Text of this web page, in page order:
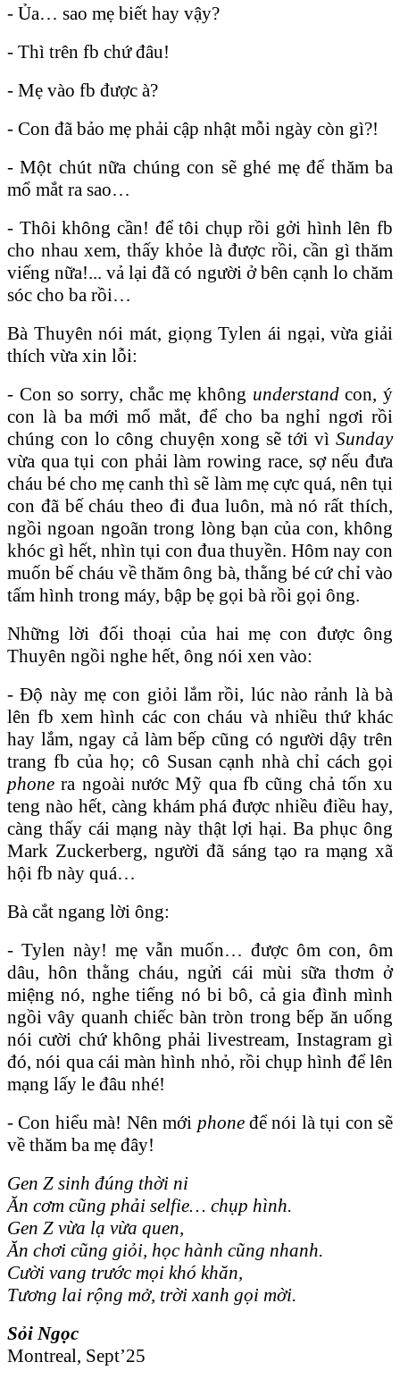
- Ủa… sao mẹ biết hay vậy?
- Thì trên fb chứ đâu!
- Mẹ vào fb được à?
- Con đã bảo mẹ phải cập nhật mỗi ngày còn gì?!
- Một chút nữa chúng con sẽ ghé mẹ để thăm ba
mổ mắt ra sao…
- Thôi không cần! để tôi chụp rồi gởi hình lên fb
cho nhau xem, thấy khỏe là được rồi, cần gì thăm
viếng nữa!... vả lại đã có người ở bên cạnh lo chăm
sóc cho ba rồi…
Bà Thuyên nói mát, giọng Tylen ái ngại, vừa giải
thích vừa xin lỗi:
- Con so sorry, chắc mẹ không understandcon, ý
con là ba mới mổ mắt, để cho ba nghỉ ngơi rồi
chúng con lo công chuyện xong sẽ tới vì Sunday
vừa qua tụi con phải làm rowing race, sợ nếu đưa
cháu bé cho mẹ canh thì sẽ làm mẹ cực quá, nên tụi
con đã bế cháu theo đi đua luôn, mà nó rất thích,
ngồi ngoan ngoãn trong lòng bạn của con, không
khóc gì hết, nhìn tụi con đua thuyền. Hôm nay con
muốn bế cháu về thăm ông bà, thằng bé cứ chỉ vào
tấm hình trong máy, bập bẹ gọi bà rồi gọi ông.
Những lời đối thoại của hai mẹ con được ông
Thuyên ngồi nghe hết, ông nói xen vào:
- Độ này mẹ con giỏi lắm rồi, lúc nào rảnh là bà
lên fb xem hình các con cháu và nhiều thứ khác
hay lắm, ngay cả làm bếp cũng có người dậy trên
trang fb của họ; cô Susan cạnh nhà chỉ cách gọi
phone ra ngoài nước Mỹ qua fb cũng chả tốn xu
teng nào hết, càng khám phá được nhiều điều hay,
càng thấy cái mạng này thật lợi hại. Ba phục ông
Mark Zuckerberg, người đã sáng tạo ra mạng xã
hội fb này quá…
Bà cắt ngang lời ông:
- Tylen này! mẹ vẫn muốn… được ôm con, ôm
dâu, hôn thằng cháu, ngửi cái mùi sữa thơm ở
miệng nó, nghe tiếng nó bi bô, cả gia đình mình
ngồi vây quanh chiếc bàn tròn trong bếp ăn uống
nói cười chứ không phải livestream, Instagram gì
đó, nói qua cái màn hình nhỏ, rồi chụp hình để lên
mạng lấy le đâu nhé!
- Con hiểu mà! Nên mới phoneđể nói là tụi con sẽ
về thăm ba mẹ đây!
Gen Z sinh đúng thời ni
Ăn cơm cũng phải selfie… chụp hình.
Gen Z vừa lạ vừa quen,
Ăn chơi cũng giỏi, học hành cũng nhanh.
Cười vang trước mọi khó khăn,
Tương lai rộng mở, trời xanh gọi mời.
Sỏi Ngọc
Montreal, Sept’25